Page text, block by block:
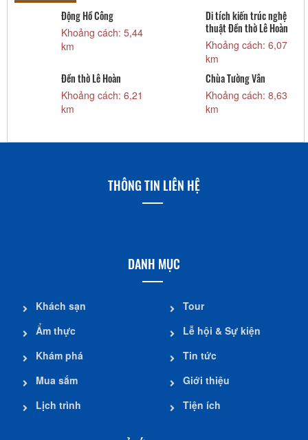
Động Hồ Công
Khoảng cách: 5,44
km
Di tích kiến trúc nghệ
thuật Đền thờ Lê Hoàn
Khoảng cách: 6,07
km
Đền thờ Lê Hoàn
Khoảng cách: 6,21
km
Chùa Tường Vân
Khoảng cách: 8,63
km
THÔNG TIN LIÊN HỆ
DANH MỤC
Khách sạn
Ẩm thực
Khám phá
Mua sắm
Lịch trình
Tour
Lễ hội & Sự kiện
Tin tức
Giới thiệu
Tiện ích